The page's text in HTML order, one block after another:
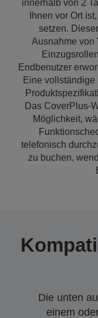
innerhalb von 2
Ihnen vor Ort
setzen.
Ausnahme von
Endbenutzer
Eine
Das CoverPlus-
Möglichkeit,
telefonisch
zu buchen,
Die unten
einem